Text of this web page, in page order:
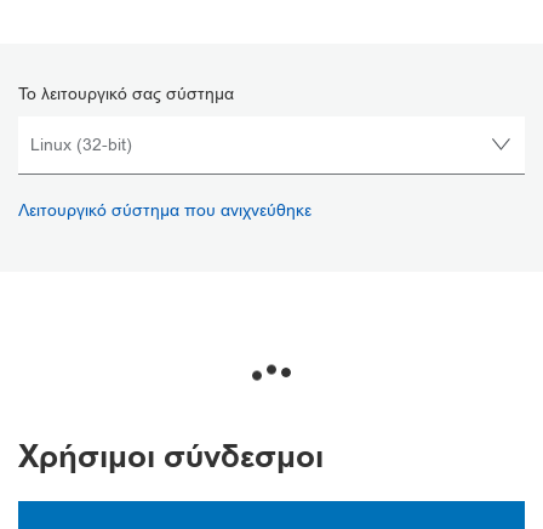
Το λειτουργικό σας σύστημα
Λειτουργικό σύστημα που ανιχνεύθηκε
Χρήσιμοι σύνδεσμοι